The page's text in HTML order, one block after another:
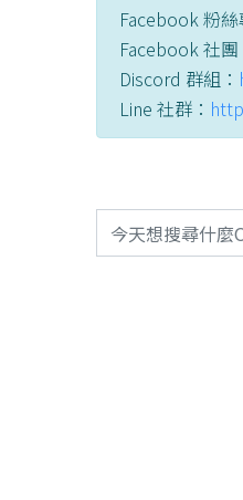
Facebook 粉絲
Facebook 社團
Discord 群組：
Line 社群：